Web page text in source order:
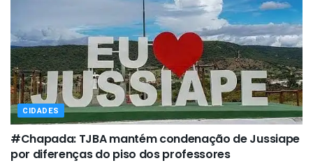
CIDADES
#Chapada: TJBA mantém condenação de Jussiape
por diferenças do piso dos professores